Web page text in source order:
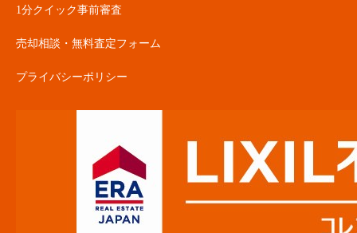
1分クイック事前審査
売却相談・無料査定フォーム
プライバシーポリシー